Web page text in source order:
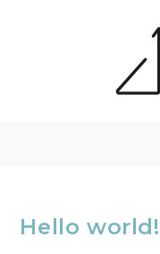
Hello world!